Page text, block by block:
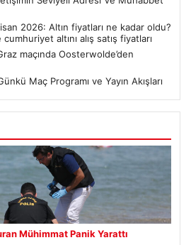
2026: Altın fiyatları ne kadar oldu?
altını alış satış fiyatları
maçında Oosterwolde’den
Maç Programı ve Yayın Akışları
Mühimmat Panik Yarattı